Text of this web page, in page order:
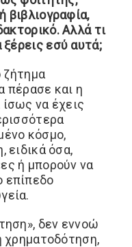
βιβλιογραφία,
Αλλά τι
εσύ αυτά;
ζήτημα
πέρασε και η
να έχεις
κόσμο,
ειδικά όσα,
ή μπορούν να
επίπεδο
δεν εννοώ
χρηματοδότηση,